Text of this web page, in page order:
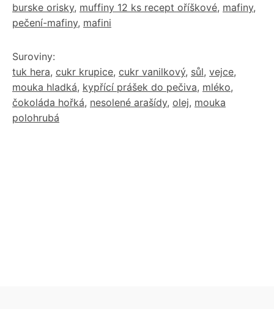
burske orisky, muffiny 12 ks recept oříškové, mafiny,
pečení-mafiny, mafini
Suroviny:
tuk hera, cukr krupice, cukr vanilkový, sůl, vejce,
mouka hladká, kypřící prášek do pečiva, mléko,
čokoláda hořká, nesolené arašídy, olej, mouka
polohrubá